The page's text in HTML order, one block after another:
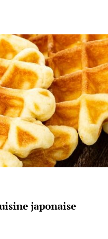
japonaise